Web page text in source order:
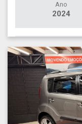
Ano
2024